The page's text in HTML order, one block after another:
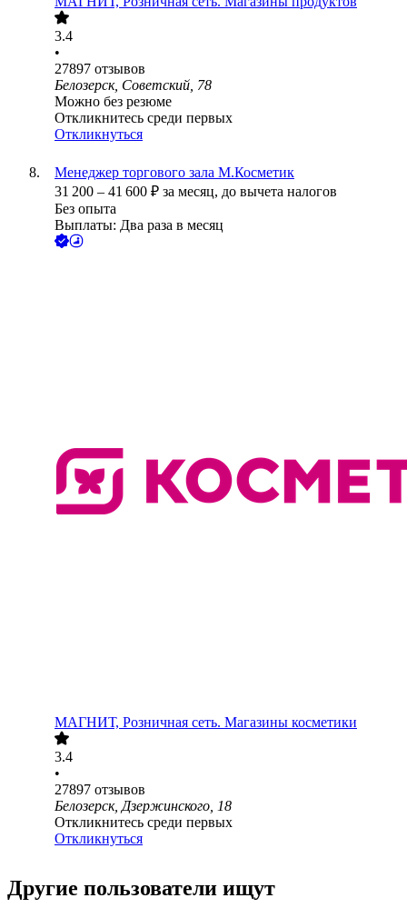
3.4
•
27897 отзывов
Белозерск, Советский, 78
Можно без резюме
Откликнитесь среди первых
Откликнуться
Менеджер торгового зала М.Косметик
31 200 – 41 600 ₽ за месяц, до вычета налогов
Без опыта
Выплаты: Два раза в месяц
МАГНИТ, Розничная сеть. Магазины косметики
3.4
•
27897 отзывов
Белозерск, Дзержинского, 18
Откликнитесь среди первых
Откликнуться
Другие пользователи ищут